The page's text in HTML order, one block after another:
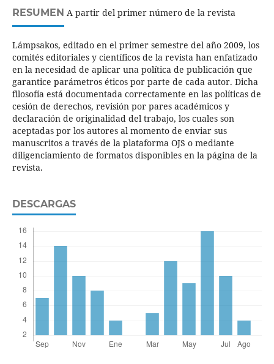
RESUMEN A partir del primer número de la revista
Lámpsakos, editado en el primer semestre del año 2009, los
comités editoriales y científicos de la revista han enfatizado
en la necesidad de aplicar una política de publicación que
garantice parámetros éticos por parte de cada autor. Dicha
filosofía está documentada correctamente en las políticas de
cesión de derechos, revisión por pares académicos y
declaración de originalidad del trabajo, los cuales son
aceptadas por los autores al momento de enviar sus
manuscritos a través de la plataforma OJS o mediante
diligenciamiento de formatos disponibles en la página de la
revista.
DESCARGAS